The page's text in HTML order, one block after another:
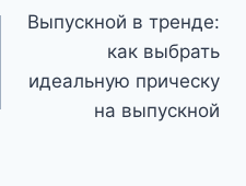
Выпускной в тренде:
как выбрать
идеальную прическу
на выпускной